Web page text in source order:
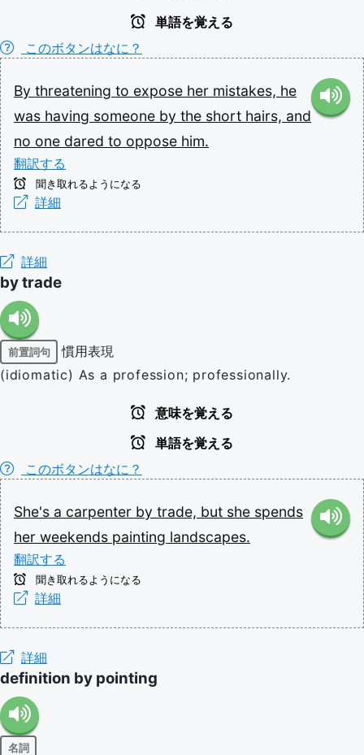
単語を覚える
このボタンはなに？
By threatening to expose her mistakes, he
was having someone by the short hairs, and
no one dared to oppose him.
翻訳する
聞き取れるようになる
詳細
詳細
by trade
前置詞句
慣用表現
(idiomatic) As a profession; professionally.
意味を覚える
単語を覚える
このボタンはなに？
She's a carpenter by trade, but she spends
her weekends painting landscapes.
翻訳する
聞き取れるようになる
詳細
詳細
definition by pointing
名詞